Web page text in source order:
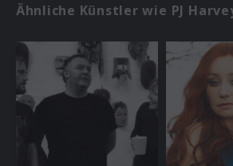
Ähnliche Künstler wie PJ